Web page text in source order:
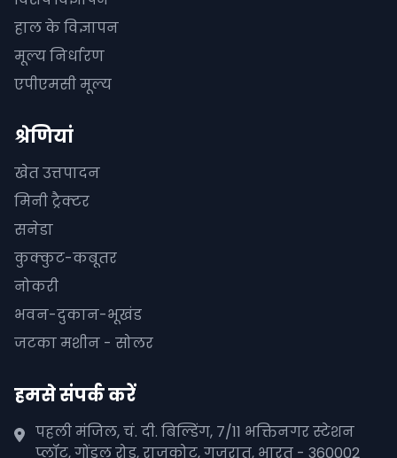
हाल के विज्ञापन
मूल्य निर्धारण
एपीएमसी मूल्य
श्रेणियां
खेत उत्तपादन
मिनी ट्रैक्टर
सनेडा
कुक्कुट-कबूतर
नोकरी
भवन-दुकान-भूखंड
जटका मशीन - सोलर
हमसे संपर्क करें
पहली मंजिल, चं. दी. बिल्डिंग, 7/11 भक्तिनगर स्टेशन
प्लॉट, गोंडल रोड, राजकोट, गुजरात, भारत - 360002